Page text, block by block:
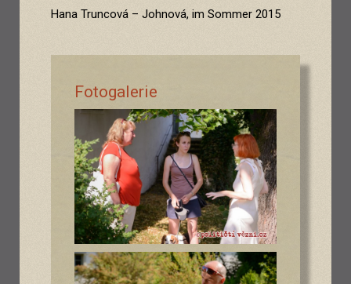
Hana Truncová – Johnová, im Sommer 2015
Fotogalerie